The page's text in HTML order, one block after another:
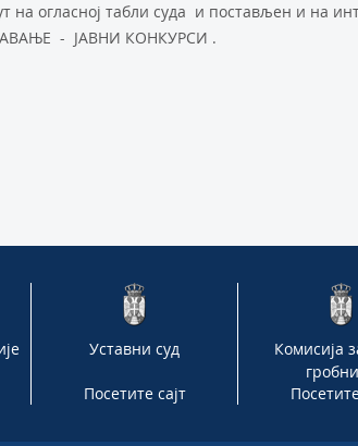
на огласној табли суда и постављен и на
- ЈАВНИ КОНКУРСИ .
Уставни суд
Посетите сајт
Комисија